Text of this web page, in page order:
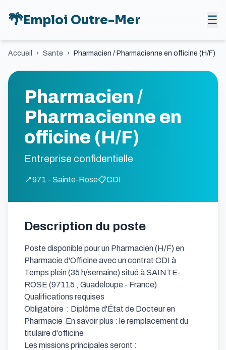
🌴Emploi Outre-Mer ☰
Accueil › Sante › Pharmacien / Pharmacienne en officine (H/F)
Pharmacien /
Pharmacienne en
officine (H/F)
Entreprise confidentielle
📍971 - Sainte-Rose📋CDI
Description du poste
Poste disponible pour un Pharmacien (H/F) en
Pharmacie d'Officine avec un contrat CDI à
Temps plein (35 h/semaine) situé à SAINTE-
ROSE (97115 , Guadeloupe - France).
Qualifications requises
Obligatoire  : Diplôme d'État de Docteur en
Pharmacie  En savoir plus : le remplacement du
titulaire d'officine
Les missions principales seront :